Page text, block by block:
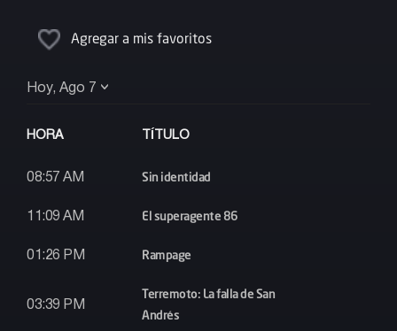
Agregar a mis favoritos
Hoy, Ago 7
HORA TÍTULO
08:57 AM Sin identidad
11:09 AM El superagente 86
01:26 PM Rampage
03:39 PM
Terremoto: La falla de San
Andrés